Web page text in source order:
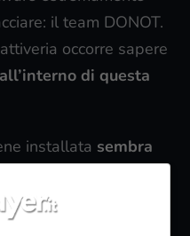
il team DONOT.
occorre sapere
di questa
installata sembra
richiesti
va. L’installazione